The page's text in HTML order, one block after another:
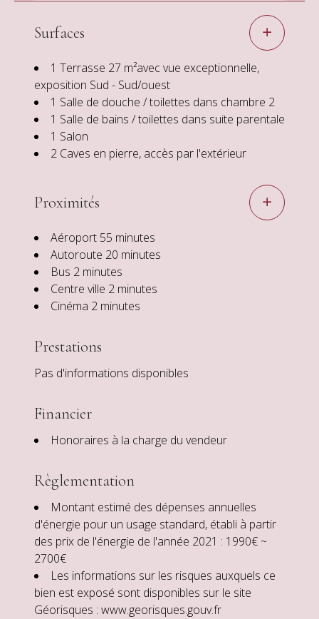
Surfaces
1 Terrasse 27 m²avec vue exceptionnelle,
exposition Sud - Sud/ouest
1 Salle de douche / toilettes dans chambre 2
1 Salle de bains / toilettes dans suite parentale
1 Salon
2 Caves en pierre, accès par l'extérieur
Proximités
Aéroport 55 minutes
Autoroute 20 minutes
Bus 2 minutes
Centre ville 2 minutes
Cinéma 2 minutes
Prestations
Pas d'informations disponibles
Financier
Honoraires à la charge du vendeur
Règlementation
Montant estimé des dépenses annuelles
d'énergie pour un usage standard, établi à partir
des prix de l'énergie de l'année 2021 : 1990€ ~
2700€
Les informations sur les risques auxquels ce
bien est exposé sont disponibles sur le site
Géorisques : www.georisques.gouv.fr